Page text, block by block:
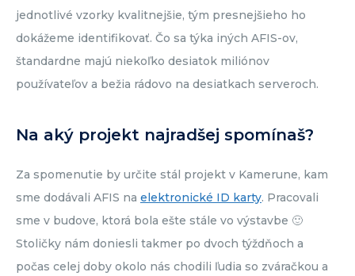
jednotlivé vzorky kvalitnejšie, tým presnejšieho ho
dokážeme identifikovať. Čo sa týka iných AFIS-ov,
štandardne majú niekoľko desiatok miliónov
používateľov a bežia rádovo na desiatkach serveroch.
Na aký projekt najradšej spomínaš?
Za spomenutie by určite stál projekt v Kamerune, kam
sme dodávali AFIS na elektronické ID karty. Pracovali
sme v budove, ktorá bola ešte stále vo výstavbe 🙂
Stoličky nám doniesli takmer po dvoch týždňoch a
počas celej doby okolo nás chodili ľudia so zváračkou a